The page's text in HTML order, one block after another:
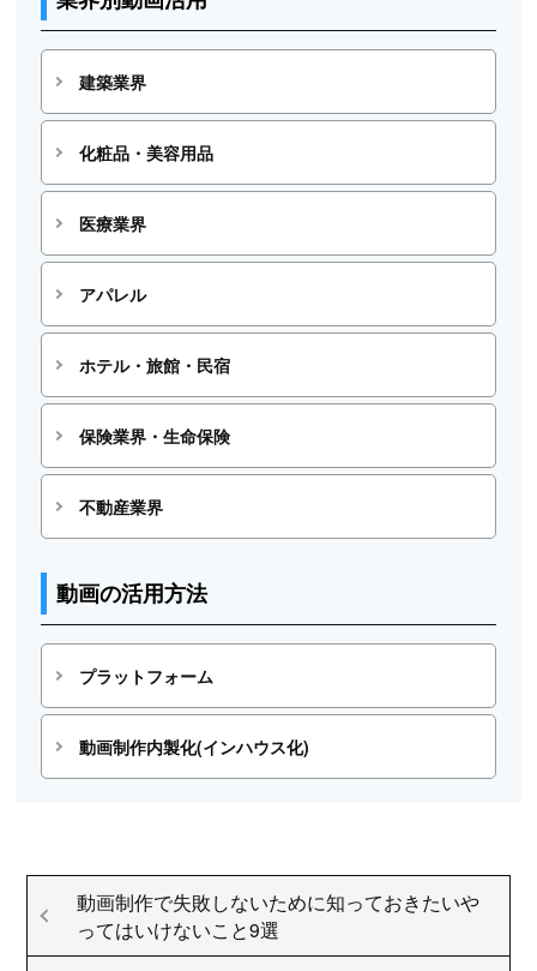
建築業界
化粧品・美容用品
医療業界
アパレル
ホテル・旅館・民宿
保険業界・生命保険
不動産業界
動画の活用方法
プラットフォーム
動画制作内製化(インハウス化)
動画制作で失敗しないために知っておきたいや
ってはいけないこと9選